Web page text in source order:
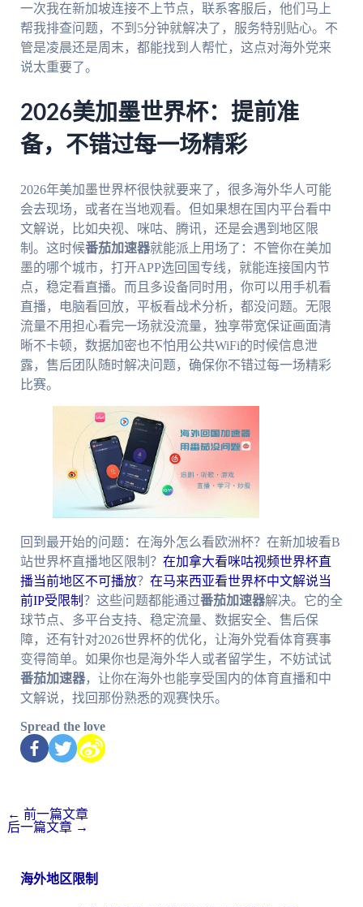
一次我在新加坡连接不上节点，联系客服后，他们马上
帮我排查问题，不到5分钟就解决了，服务特别贴心。不
管是凌晨还是周末，都能找到人帮忙，这点对海外党来
说太重要了。
2026美加墨世界杯：提前准
备，不错过每一场精彩
2026年美加墨世界杯很快就要来了，很多海外华人可能
会去现场，或者在当地观看。但如果想在国内平台看中
文解说，比如央视、咪咕、腾讯，还是会遇到地区限
制。这时候番茄加速器就能派上用场了：不管你在美加
墨的哪个城市，打开APP选回国专线，就能连接国内节
点，稳定看直播。而且多设备同时用，你可以用手机看
直播，电脑看回放，平板看战术分析，都没问题。无限
流量不用担心看完一场就没流量，独享带宽保证画面清
晰不卡顿，数据加密也不怕用公共WiFi的时候信息泄
露，售后团队随时解决问题，确保你不错过每一场精彩
比赛。
回到最开始的问题：在海外怎么看欧洲杯？在新加坡看B
站世界杯直播地区限制？ 在加拿大看咪咕视频世界杯直
播当前地区不可播放？ 在马来西亚看世界杯中文解说当
前IP受限制 ？这些问题都能通过番茄加速器解决。它的全
球节点、多平台支持、稳定流量、数据安全、售后保
障，还有针对2026世界杯的优化，让海外党看体育赛事
变得简单。如果你也是海外华人或者留学生，不妨试试
番茄加速器，让你在海外也能享受国内的体育直播和中
文解说，找回那份熟悉的观赛快乐。
Spread the love
← 前一篇文章
后一篇文章 →
海外地区限制